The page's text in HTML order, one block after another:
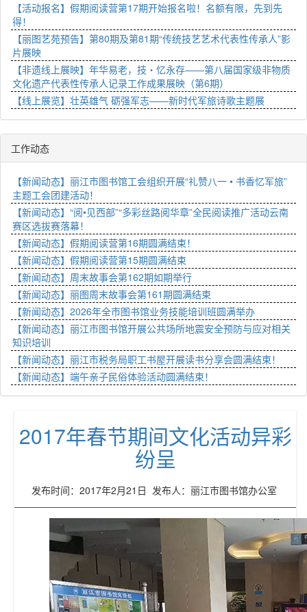
【活动报名】假期阅读营第17期开始报名啦！名额有限，先到先
得！
【丽图艺苑预告】第80期及第81期“传统技艺艺术代表性传承人”影
片展映
【非遗线上展映】年华易老，技・忆永存——第八届国家级非物质
文化遗产代表性传承人记录工作成果展映（第6期）
【线上展览】壮英雄气 砺强军志——新时代军旅诗歌主题展
工作动态
【新闻动态】丽江市图书馆工会组织开展“礼赞八一 • 书香忆军旅”
主题工会团建活动！
【新闻动态】“阅•见西部”“多彩丝路阅华章”全民阅读推广活动云南
赛区选拔赛落幕！
【新闻动态】假期阅读营第16期圆满结束！
【新闻动态】假期阅读营第15期圆满结束
【新闻动态】周末故事会第162期如期举行
【新闻动态】丽图周末故事会第161期圆满结束
【新闻动态】2026年全市图书馆业务技能培训班圆满举办
【新闻动态】丽江市图书馆开展公共场所地震安全预防与应对相关
知识培训
【新闻动态】丽江市税务局职工书屋开展读书分享会圆满结束！
【新闻动态】端午亲子民俗体验活动圆满结束！
2017年春节期间文化活动异彩
纷呈
发布时间：2017年2月21日 发布人：丽江市图书馆办公室